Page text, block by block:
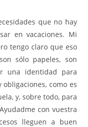
que no hay
en vacaciones. Mi
tengo claro que eso
sólo papeles, son
una identidad para
como es
y, sobre todo, para
con vuestra
lleguen a buen